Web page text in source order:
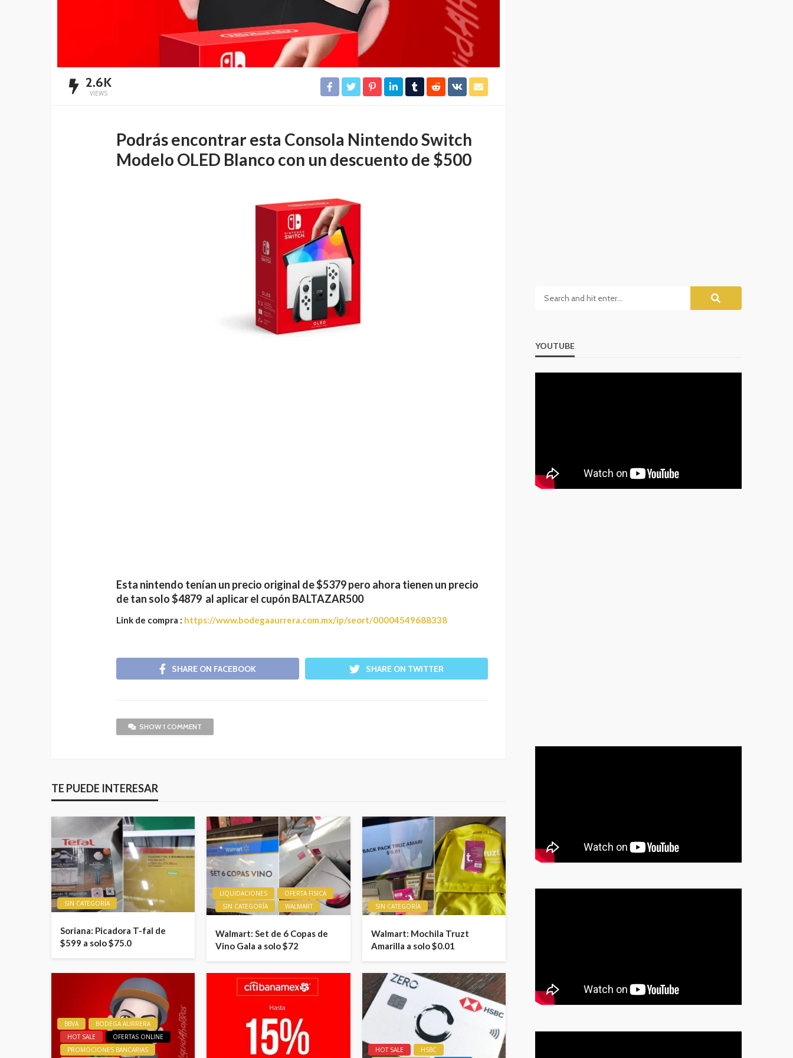
2.6K
VIEWS
Podrás encontrar esta Consola Nintendo Switch
Modelo OLED Blanco con un descuento de $500
Esta nintendo tenían un precio original de $5379 pero ahora tienen un precio
de tan solo $4879 al aplicar el cupón BALTAZAR500
Link de compra : https://www.bodegaaurrera.com.mx/ip/seort/00004549688338
SHARE ON FACEBOOK SHARE ON TWITTER
SHOW 1 COMMENT
TE PUEDE INTERESAR
SIN CATEGORÍA
Soriana: Picadora T-fal de
$599 a solo $75.0
LIQUIDACIONES
OFERTA FISICA
SIN CATEGORÍA
WALMART
Walmart: Set de 6 Copas de
Vino Gala a solo $72
SIN CATEGORÍA
Walmart: Mochila Truzt
Amarilla a solo $0.01
BBVA
BODEGA AURRERA
HOT SALE
OFERTAS ONLINE
PROMOCIONES BANCARIAS
HOT SALE HSBC
YOUTUBE